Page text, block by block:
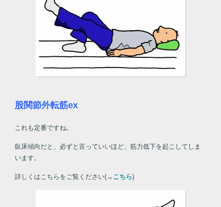
股関節外転筋ex
これも定番ですね。
臥床傾向だと、必ずと言っていいほど、筋力低下を起こしてしま
います。
詳しくはこちらをご覧ください(→ こちら)